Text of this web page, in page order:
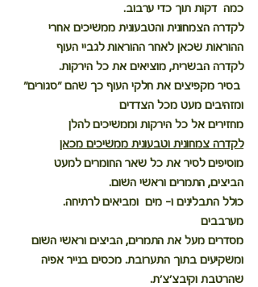
כמה  דקות תוך כדי ערבוב.
לקדרה הצמחונית והטבעונית ממשיכים אחרי
ההוראות שכאן לאחר ההוראות לגביי העוף
לקדרה הבשרית, מוציאים את כל הירקות.
בסיר מקפיצים את חלקי העוף כך שהם "סגורים"
ומזהיבים מעט מכל הצדדים
מחזירים אל כל הירקות וממשיכים להלן
לקדרה צמחונית וטבעונית ממשיכים מכאן
מוסיפים לסיר את כל שאר החומרים למעט
הביצים, התמרים וראשי השום.
כולל התבלינים ו- מים  ומביאים לרתיחה.
מערבבים
מסדרים מעל את התמרים, הביצים וראשי השום
ומשקיעים בתוך התערובת. מכסים בנייר אפיה
שהרטבת וקיבצ'צ'ת.